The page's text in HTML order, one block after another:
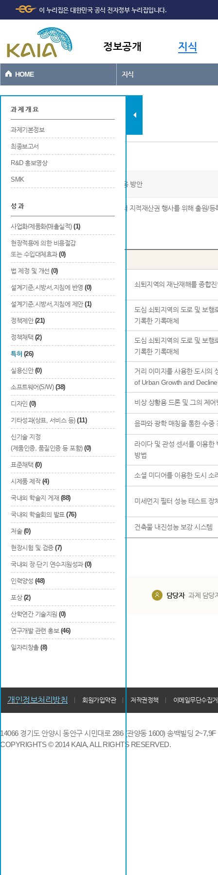
본문바로가기
이 누리집은 대한민국 공식 전자정부 누리집입니다.
정보공개 지식
HOME 지식
과제현황
과 제 개 요
과제기본정보
최종보고서
R&D 홍보영상
SMK
성 과
사업화/제품화(매출실적) (1)
현장적용에 의한 비용절감
또는 수입대체효과 (0)
법 제정 및 개선 (0)
설계기준,시방서,지침에 반영 (0)
설계기준,시방서,지침에 제안 (1)
정책제안 (21)
정책채택 (2)
특허 (26)
실용신안 (0)
소프트웨어(S/W) (38)
디자인 (0)
기타성과(상표, 서비스 등) (11)
신기술 지정
(제품인증, 품질인증 등 포함) (0)
표준채택 (0)
시제품 제작 (4)
국내외 학술지 게재 (88)
국내외 학술회의 발표 (76)
저술 (0)
현장시험 및 검증 (7)
국내외 장·단기 연수지원성과 (0)
인력양성 (48)
포상 (2)
산학연간 기술지원 (0)
연구개발 관련 홍보 (46)
일자리창출 (8)
특허
도시재생지역 종합진단 시스템 개발 및 적용 방안
※ 해당 연구개발 결과에 대해 국내 및 국외에서 지적재산권 행사를 위해 출원/등
Total26건
번호 출원국
1 대한민국 쇠퇴지역의 재난재해를 종합
2 대한민국 출원
도심 쇠퇴지역의 도로 및 보행
기록한 기록매체
3 대한민국 등록
도심 쇠퇴지역의 도로 및 보행
기록한 기록매체
대한민국
거리 이미지를 사용한 도시의
of Urban Growth and
5 비상 상황용 드론 및 그의 제어
6 대한민국 음파와 광학 매칭을 통한 수중
7 대한민국
라이다 및 관성 센서를 이용한
방법
8 대한민국 출원 소셜 미디어를 이용한 도시 소
9 대한민국 미세먼지 필터 성능 테스트 장
10 건축물 내진성능 보강 시스템
담당부서 담당자 과제 담당
개인정보처리방침 회원가입약관 저작권정책 이메일무단수집
14066 경기도 안양시 동안구 시민대로 286 (관양동 1600) 송백빌딩
COPYRIGHTS © 2014 KAIA, ALL RIGHTS RESERVED.